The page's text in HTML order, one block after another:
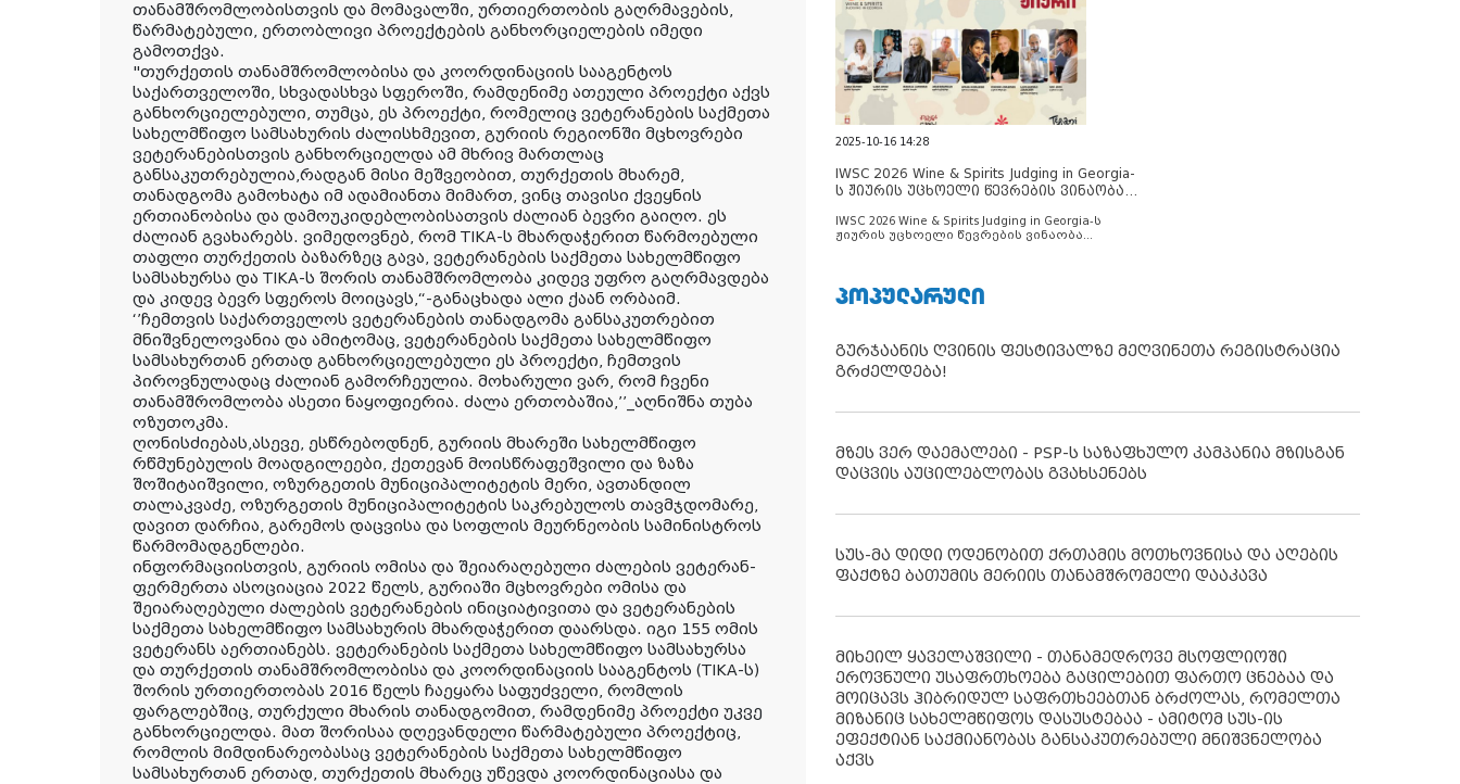
თანამშრომლობისთვის და მომავალში, ურთიერთობის გაღრმავების,
წარმატებული, ერთობლივი პროექტების განხორციელების იმედი
გამოთქვა.
"თურქეთის თანამშრომლობისა და კოორდინაციის სააგენტოს
საქართველოში, სხვადასხვა სფეროში, რამდენიმე ათეული პროექტი აქვს
განხორციელებული, თუმცა, ეს პროექტი, რომელიც ვეტერანების საქმეთა
სახელმწიფო სამსახურის ძალისხმევით, გურიის რეგიონში მცხოვრები
ვეტერანებისთვის განხორციელდა ამ მხრივ მართლაც
განსაკუთრებულია,რადგან მისი მეშვეობით, თურქეთის მხარემ,
თანადგომა გამოხატა იმ ადამიანთა მიმართ, ვინც თავისი ქვეყნის
ერთიანობისა და დამოუკიდებლობისათვის ძალიან ბევრი გაიღო. ეს
ძალიან გვახარებს. ვიმედოვნებ, რომ TIKA-ს მხარდაჭერით წარმოებული
თაფლი თურქეთის ბაზარზეც გავა, ვეტერანების საქმეთა სახელმწიფო
სამსახურსა და TIKA-ს შორის თანამშრომლობა კიდევ უფრო გაღრმავდება
და კიდევ ბევრ სფეროს მოიცავს,“-განაცხადა ალი ქაან ორბაიმ.
‘’ჩემთვის საქართველოს ვეტერანების თანადგომა განსაკუთრებით
მნიშვნელოვანია და ამიტომაც, ვეტერანების საქმეთა სახელმწიფო
სამსახურთან ერთად განხორციელებული ეს პროექტი, ჩემთვის
პიროვნულადაც ძალიან გამორჩეულია. მოხარული ვარ, რომ ჩვენი
თანამშრომლობა ასეთი ნაყოფიერია. ძალა ერთობაშია,’’_აღნიშნა თუბა
ოზუთოკმა.
ღონისძიებას,ასევე, ესწრებოდნენ, გურიის მხარეში სახელმწიფო
რწმუნებულის მოადგილეები, ქეთევან მოისწრაფეშვილი და ზაზა
შოშიტაიშვილი, ოზურგეთის მუნიციპალიტეტის მერი, ავთანდილ
თალაკვაძე, ოზურგეთის მუნიციპალიტეტის საკრებულოს თავმჯდომარე,
დავით დარჩია, გარემოს დაცვისა და სოფლის მეურნეობის სამინისტროს
წარმომადგენლები.
ინფორმაციისთვის, გურიის ომისა და შეიარაღებული ძალების ვეტერან-
ფერმერთა ასოციაცია 2022 წელს, გურიაში მცხოვრები ომისა და
შეიარაღებული ძალების ვეტერანების ინიციატივითა და ვეტერანების
საქმეთა სახელმწიფო სამსახურის მხარდაჭერით დაარსდა. იგი 155 ომის
ვეტერანს აერთიანებს. ვეტერანების საქმეთა სახელმწიფო სამსახურსა
და თურქეთის თანამშრომლობისა და კოორდინაციის სააგენტოს (TIKA-ს)
შორის ურთიერთობას 2016 წელს ჩაეყარა საფუძველი, რომლის
ფარგლებშიც, თურქული მხარის თანადგომით, რამდენიმე პროექტი უკვე
განხორციელდა. მათ შორისაა დღევანდელი წარმატებული პროექტიც,
რომლის მიმდინარეობასაც ვეტერანების საქმეთა სახელმწიფო
სამსახურთან ერთად, თურქეთის მხარეც უწევდა კოორდინაციასა და
2025-10-16 14:28
IWSC 2026 Wine & Spirits Judging in Georgia-
ს ჟიურის უცხოელი წევრების ვინაობა
IWSC 2026 Wine & Spirits Judging in Georgia-ს
ჟიურის უცხოელი წევრების ვინაობა
ᲞᲝᲞᲣᲚᲐᲠᲣᲚᲘ
გურჯაანის ღვინის ფესტივალზე მეღვინეთა რეგისტრაცია
გრძელდება!
მზეს ვერ დაემალები - PSP-ს საზაფხულო კამპანია მზისგან
დაცვის აუცილებლობას გვახსენებს
სუს-მა დიდი ოდენობით ქრთამის მოთხოვნისა და აღების
ფაქტზე ბათუმის მერიის თანამშრომელი დააკავა
მიხეილ ყაველაშვილი - თანამედროვე მსოფლიოში
ეროვნული უსაფრთხოება გაცილებით ფართო ცნებაა და
მოიცავს ჰიბრიდულ საფრთხეებთან ბრძოლას, რომელთა
მიზანიც სახელმწიფოს დასუსტებაა - ამიტომ სუს-ის
ეფექტიან საქმიანობას განსაკუთრებული მნიშვნელობა
აქვს